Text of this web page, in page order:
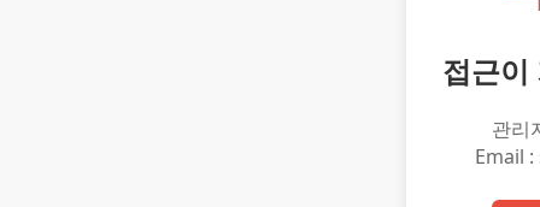
접근이
관리
Email